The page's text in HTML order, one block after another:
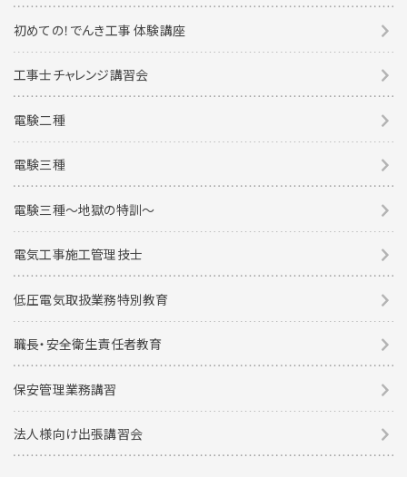
初めての！でんき工事 体験講座
工事士チャレンジ講習会
電験二種
電験三種
電験三種〜地獄の特訓〜
電気工事施工管理技士
低圧電気取扱業務特別教育
職長・安全衛生責任者教育
保安管理業務講習
法人様向け出張講習会